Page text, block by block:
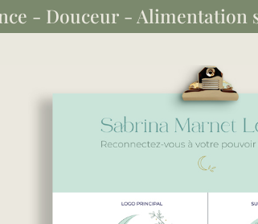
- Douceur - Alimentation